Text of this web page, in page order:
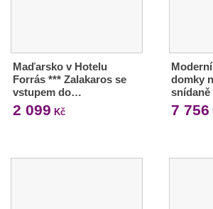
Maďarsko v Hotelu
Forrás *** Zalakaros se
vstupem do…
2 099 Kč
domky
snídaně
7 756